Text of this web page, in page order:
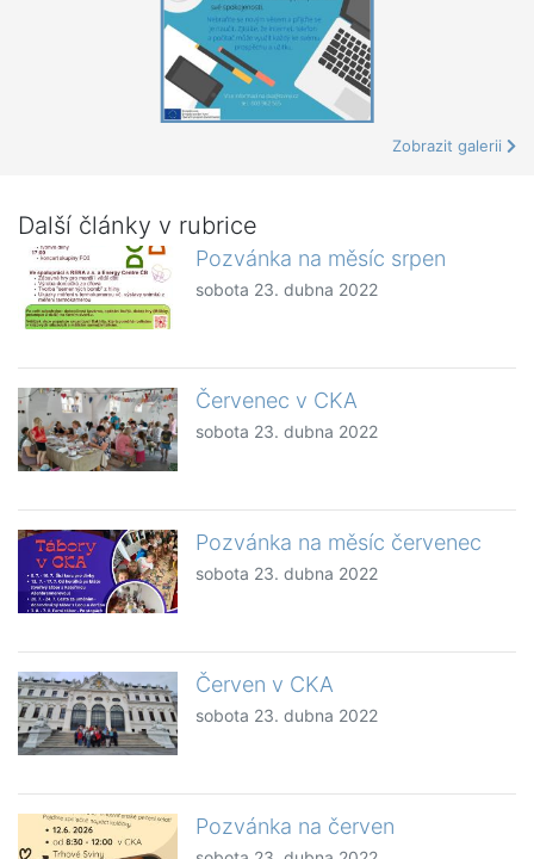
Zobrazit galerii
Další články v rubrice
Pozvánka na měsíc srpen
sobota 23. dubna 2022
Červenec v CKA
sobota 23. dubna 2022
Pozvánka na měsíc červenec
sobota 23. dubna 2022
Červen v CKA
sobota 23. dubna 2022
Pozvánka na červen